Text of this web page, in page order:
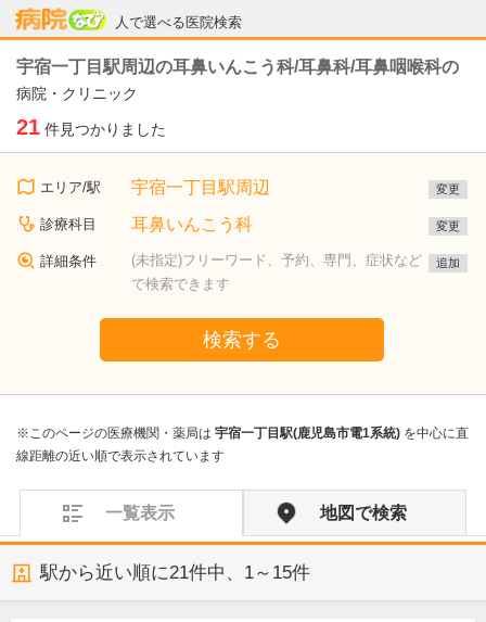
人で選べる医院検索
病院なび
宇宿一丁目駅周辺の耳鼻いんこう科/耳鼻科/耳鼻咽喉科の
病院・クリニック
21 件見つかりました
エリア/駅 宇宿一丁目駅周辺 変更
診療科目 耳鼻いんこう科 変更
詳細条件
(未指定)フリーワード、予約、専門、症状など
で検索できます
追加
検索する
※このページの医療機関・薬局は 宇宿一丁目駅(鹿児島市電1系統) を中心に直
線距離の近い順で表示されています
一覧表示 地図で検索
駅から近い順に21件中、 1～15件